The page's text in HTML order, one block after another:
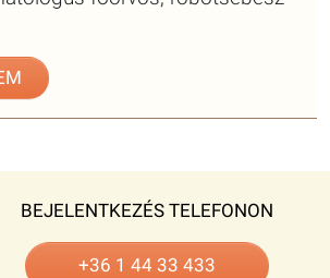
BEJELENTKEZÉS TELEFONON
+36 1 44 33 433